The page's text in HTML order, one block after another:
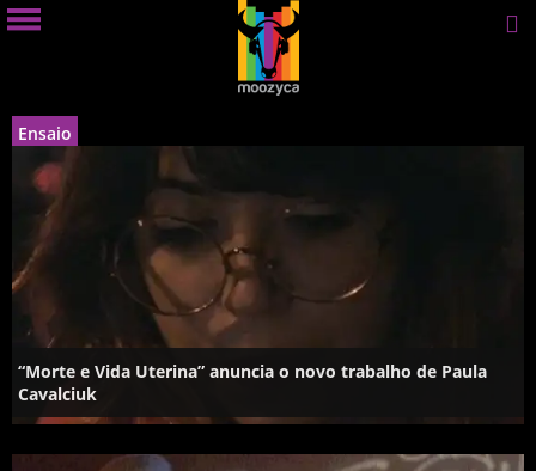
Ensaio
“Morte e Vida Uterina” anuncia o novo trabalho de Paula
Cavalciuk